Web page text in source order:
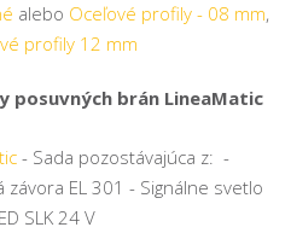
alebo Oceľové profily - 08 mm,
profily 12 mm
posuvných brán LineaMatic
- Sada pozostávajúca z: -
EL 301 - Signálne svetlo
SLK 24 V